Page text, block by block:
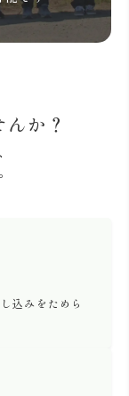
か？
込みをためら